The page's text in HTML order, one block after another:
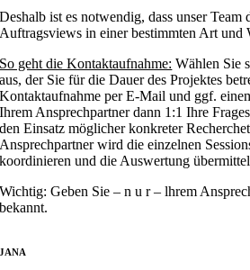
Deshalb ist es notwendig, dass unser Team
Auftragsviews in einer bestimmten Art und
So geht die Kontaktaufnahme: Wählen Sie
aus, der Sie für die Dauer des Projektes
Kontaktaufnahme per E-Mail und ggf.
Ihrem Ansprechpartner dann 1:1 Ihre
den Einsatz möglicher konkreter
Ansprechpartner wird die einzelnen
koordinieren und die Auswertung
Wichtig: Geben Sie – n u r – lhrem
bekannt.
JANA